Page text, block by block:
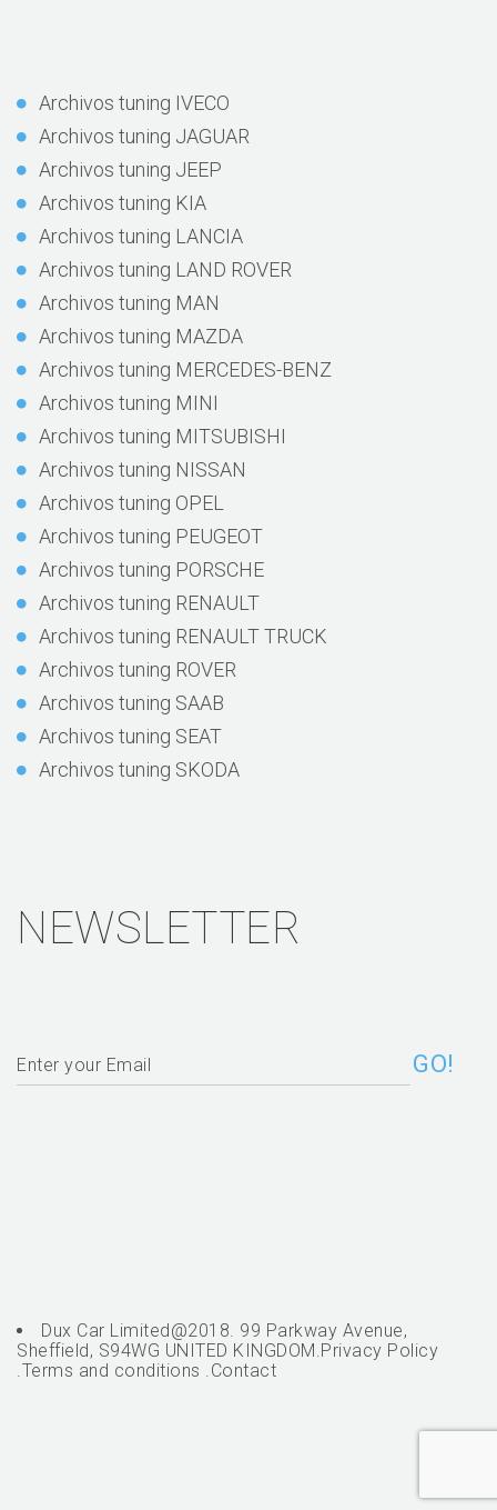
Archivos tuning IVECO
Archivos tuning JAGUAR
Archivos tuning JEEP
Archivos tuning KIA
Archivos tuning LANCIA
Archivos tuning LAND ROVER
Archivos tuning MAN
Archivos tuning MAZDA
Archivos tuning MERCEDES-BENZ
Archivos tuning MINI
Archivos tuning MITSUBISHI
Archivos tuning NISSAN
Archivos tuning OPEL
Archivos tuning PEUGEOT
Archivos tuning PORSCHE
Archivos tuning RENAULT
Archivos tuning RENAULT TRUCK
Archivos tuning ROVER
Archivos tuning SAAB
Archivos tuning SEAT
Archivos tuning SKODA
NEWSLETTER
Dux Car Limited@2018. 99 Parkway Avenue,
Sheffield, S94WG UNITED KINGDOM.Privacy Policy
.Terms and conditions .Contact